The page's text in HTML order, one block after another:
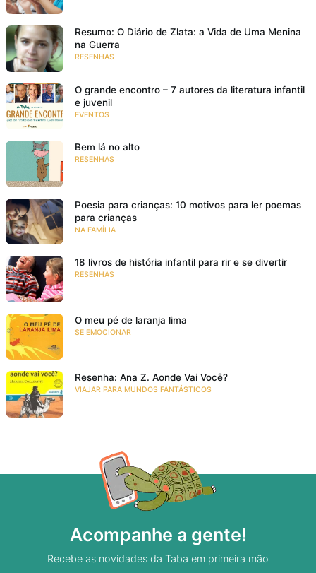
Resumo: O Diário de Zlata: a Vida de Uma Menina
na Guerra
RESENHAS
O grande encontro – 7 autores da literatura infantil
e juvenil
EVENTOS
Bem lá no alto
RESENHAS
Poesia para crianças: 10 motivos para ler poemas
para crianças
NA FAMÍLIA
18 livros de história infantil para rir e se divertir
RESENHAS
O meu pé de laranja lima
SE EMOCIONAR
Resenha: Ana Z. Aonde Vai Você?
VIAJAR PARA MUNDOS FANTÁSTICOS
Acompanhe a gente!
Recebe as novidades da Taba em primeira mão